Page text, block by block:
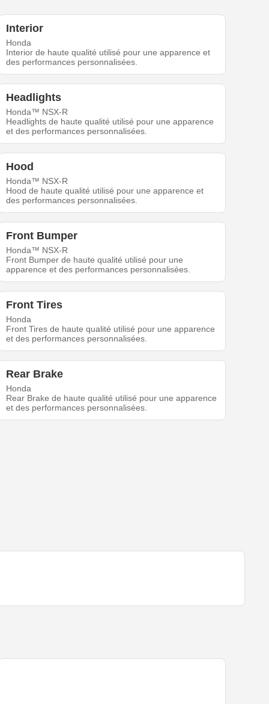
Interior
Honda
Interior de haute qualité utilisé pour une apparence et
des performances personnalisées.
Headlights
Honda™ NSX-R
Headlights de haute qualité utilisé pour une apparence
et des performances personnalisées.
Hood
Honda™ NSX-R
Hood de haute qualité utilisé pour une apparence et
des performances personnalisées.
Front Bumper
Honda™ NSX-R
Front Bumper de haute qualité utilisé pour une
apparence et des performances personnalisées.
Front Tires
Honda
Front Tires de haute qualité utilisé pour une apparence
et des performances personnalisées.
Rear Brake
Honda
Rear Brake de haute qualité utilisé pour une apparence
et des performances personnalisées.